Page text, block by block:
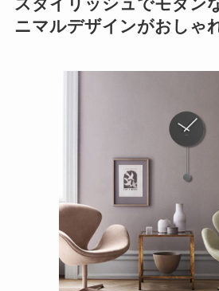
スタイリッシュでモダン
ニマルデザインがおしゃ